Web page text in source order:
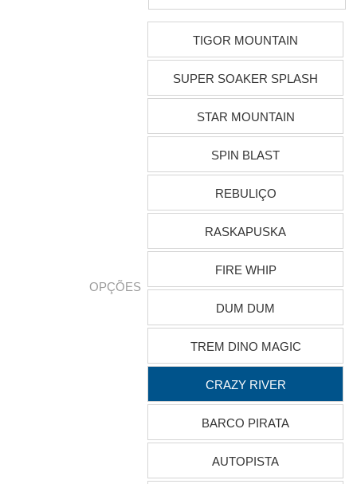
OPÇÕES
TIGOR MOUNTAIN
SUPER SOAKER SPLASH
STAR MOUNTAIN
SPIN BLAST
REBULIÇO
RASKAPUSKA
FIRE WHIP
DUM DUM
TREM DINO MAGIC
CRAZY RIVER
BARCO PIRATA
AUTOPISTA